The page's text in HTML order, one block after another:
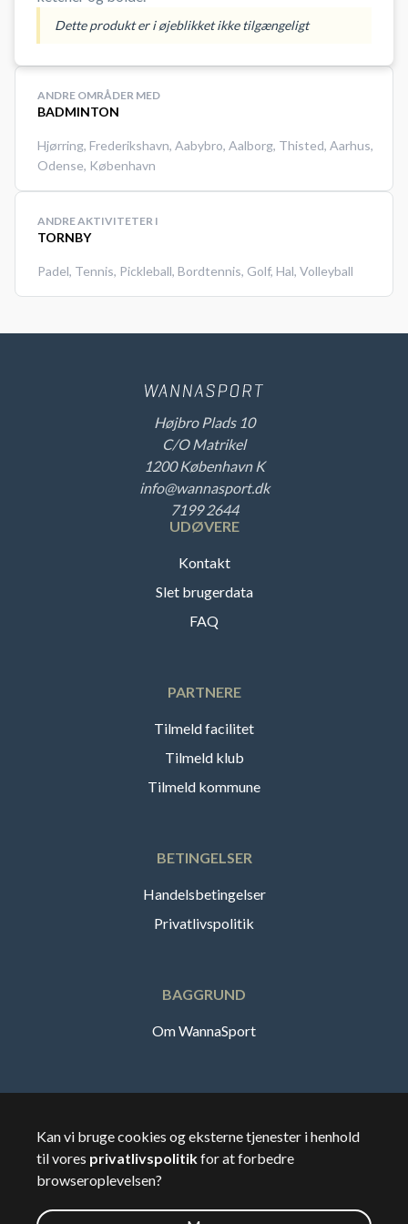
Dette produkt er i øjeblikket ikke tilgængeligt
ANDRE OMRÅDER MED
BADMINTON
Hjørring, Frederikshavn, Aabybro, Aalborg, Thisted, Aarhus,
Odense, København
ANDRE AKTIVITETER I
TORNBY
Padel, Tennis, Pickleball, Bordtennis, Golf, Hal, Volleyball
Højbro Plads 10
C/O Matrikel
1200 København K
info@wannasport.dk
7199 2644
UDØVERE
Kontakt
Slet brugerdata
FAQ
PARTNERE
Tilmeld facilitet
Tilmeld klub
Tilmeld kommune
BETINGELSER
Handelsbetingelser
Privatlivspolitik
BAGGRUND
Om WannaSport
🇸🇪Sverige
Kan vi bruge cookies og eksterne tjenester i henhold
til vores privatlivspolitikfor at forbedre
browseroplevelsen?